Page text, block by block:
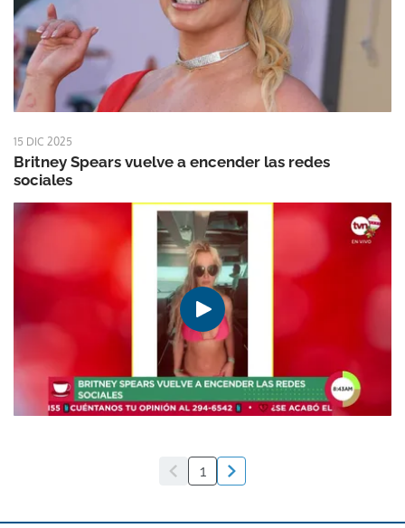
15 DIC 2025
Britney Spears vuelve a encender las redes
sociales
1